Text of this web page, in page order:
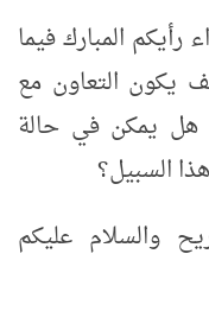
المبارك فيما
يكون التعاون مع
هل يمكن في حالة
السبيل؟
والسلام عليكم